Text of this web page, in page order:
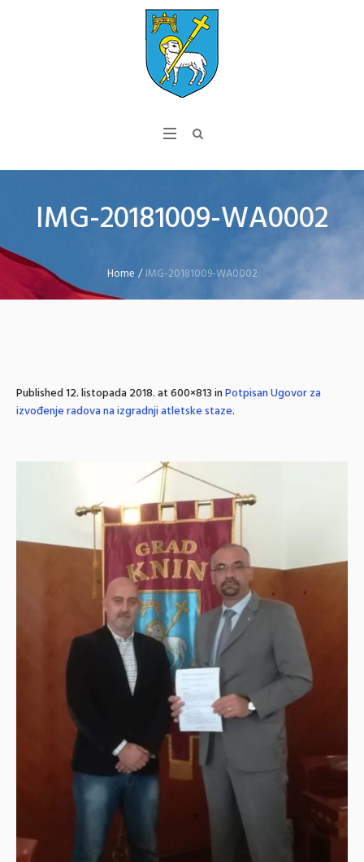
IMG-20181009-WA0002
Home /IMG-20181009-WA0002
Published12. listopada 2018.at 600×813 inPotpisan Ugovor za
izvođenje radova na izgradnji atletske staze.